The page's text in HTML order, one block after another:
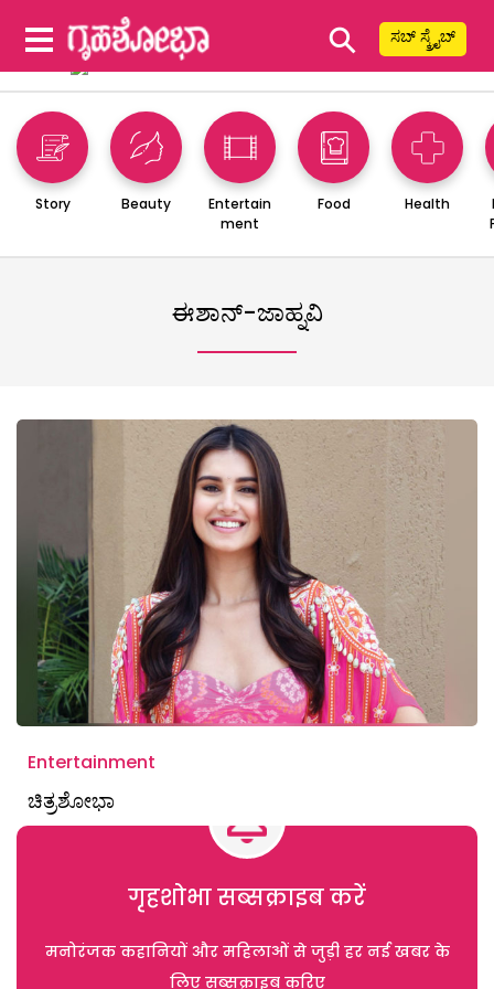
⚲ ಸಬ್ ಸ್ಕ್ರೈಬ್
Story Beauty
Entertain
ment
Food Health
ಈಶಾನ್-ಜಾಹ್ನವಿ
Entertainment
ಚಿತ್ರಶೋಭಾ
गृहशोभा सब्सक्राइब करें
मनोरंजक कहानियों और महिलाओं से जुड़ी हर नई खबर के
लिए सब्सक्राइब करिए